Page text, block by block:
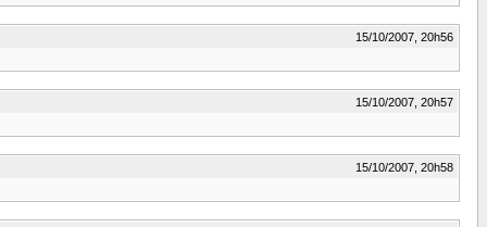
15/10/2007, 20h56
15/10/2007, 20h57
15/10/2007, 20h58